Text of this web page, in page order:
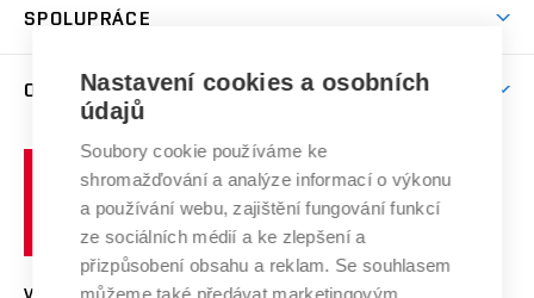
Brno
Celoživotní vzdělávání
E-přihláška
Harmonogram akademického roku
Závěrečné práce
Doktorské studium
Zpracování osobních údajů studentů
Sociální bezpečí
Studium bez bariér
Podpora podnikání
Mezinárodní vědecká rada
Systém zajišťování kvality výzkumu
Výzkumné infrastruktury
Transfer znalostí
Open Science
Projekty
SPOLUPRÁCE
Zahraniční spolupráce
Spolupráce se školami
Služby univerzity
Mezinárodní dohody
Univerzitní sítě
O UNIVERZITĚ
Profil univerzity
Udržitelná univerzita
Podnikavá univerzita / ContriBUTe
Bezpečná univerzita
učení
technické
VYSOKÉ UČENÍ TECHNICKÉ V BRNĚ
Nastavení cookies a osobních
údajů
Soubory cookie používáme ke
shromažďování a analýze informací o výkonu
a používání webu, zajištění fungování funkcí
ze sociálních médií a ke zlepšení a
přizpůsobení obsahu a reklam. Se souhlasem
můžeme také předávat marketingovým